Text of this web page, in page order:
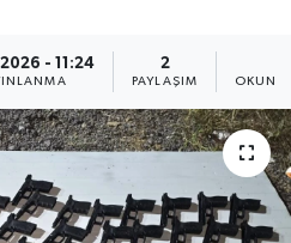
- 11:24 2
PAYLAŞIM